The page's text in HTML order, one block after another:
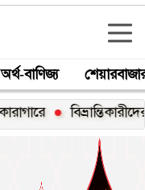
অর্থ-বাণিজ্য
বিভ্রান্তিকারীদের